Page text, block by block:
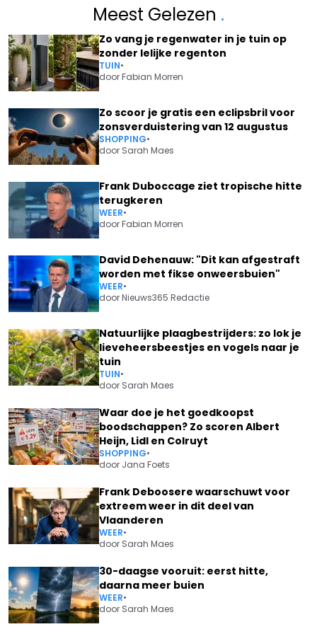
Meest Gelezen .
Zo vang je regenwater in je tuin op
zonder lelijke regenton
TUIN•
doorFabian Morren
Zo scoor je gratis een eclipsbril voor
zonsverduistering van 12 augustus
SHOPPING•
door Sarah Maes
Frank Duboccage ziet tropische hitte
terugkeren
WEER•
doorFabian Morren
David Dehenauw: "Dit kan afgestraft
worden met fikse onweersbuien"
WEER•
doorNieuws365 Redactie
Natuurlijke plaagbestrijders: zo lok je
lieveheersbeestjes en vogels naar je
tuin
TUIN•
door Sarah Maes
Waar doe je het goedkoopst
boodschappen? Zo scoren Albert
Heijn, Lidl en Colruyt
SHOPPING•
door Jana Foets
Frank Deboosere waarschuwt voor
extreem weer in dit deel van
Vlaanderen
WEER•
door Sarah Maes
30-daagse vooruit: eerst hitte,
daarna meer buien
WEER•
door Sarah Maes